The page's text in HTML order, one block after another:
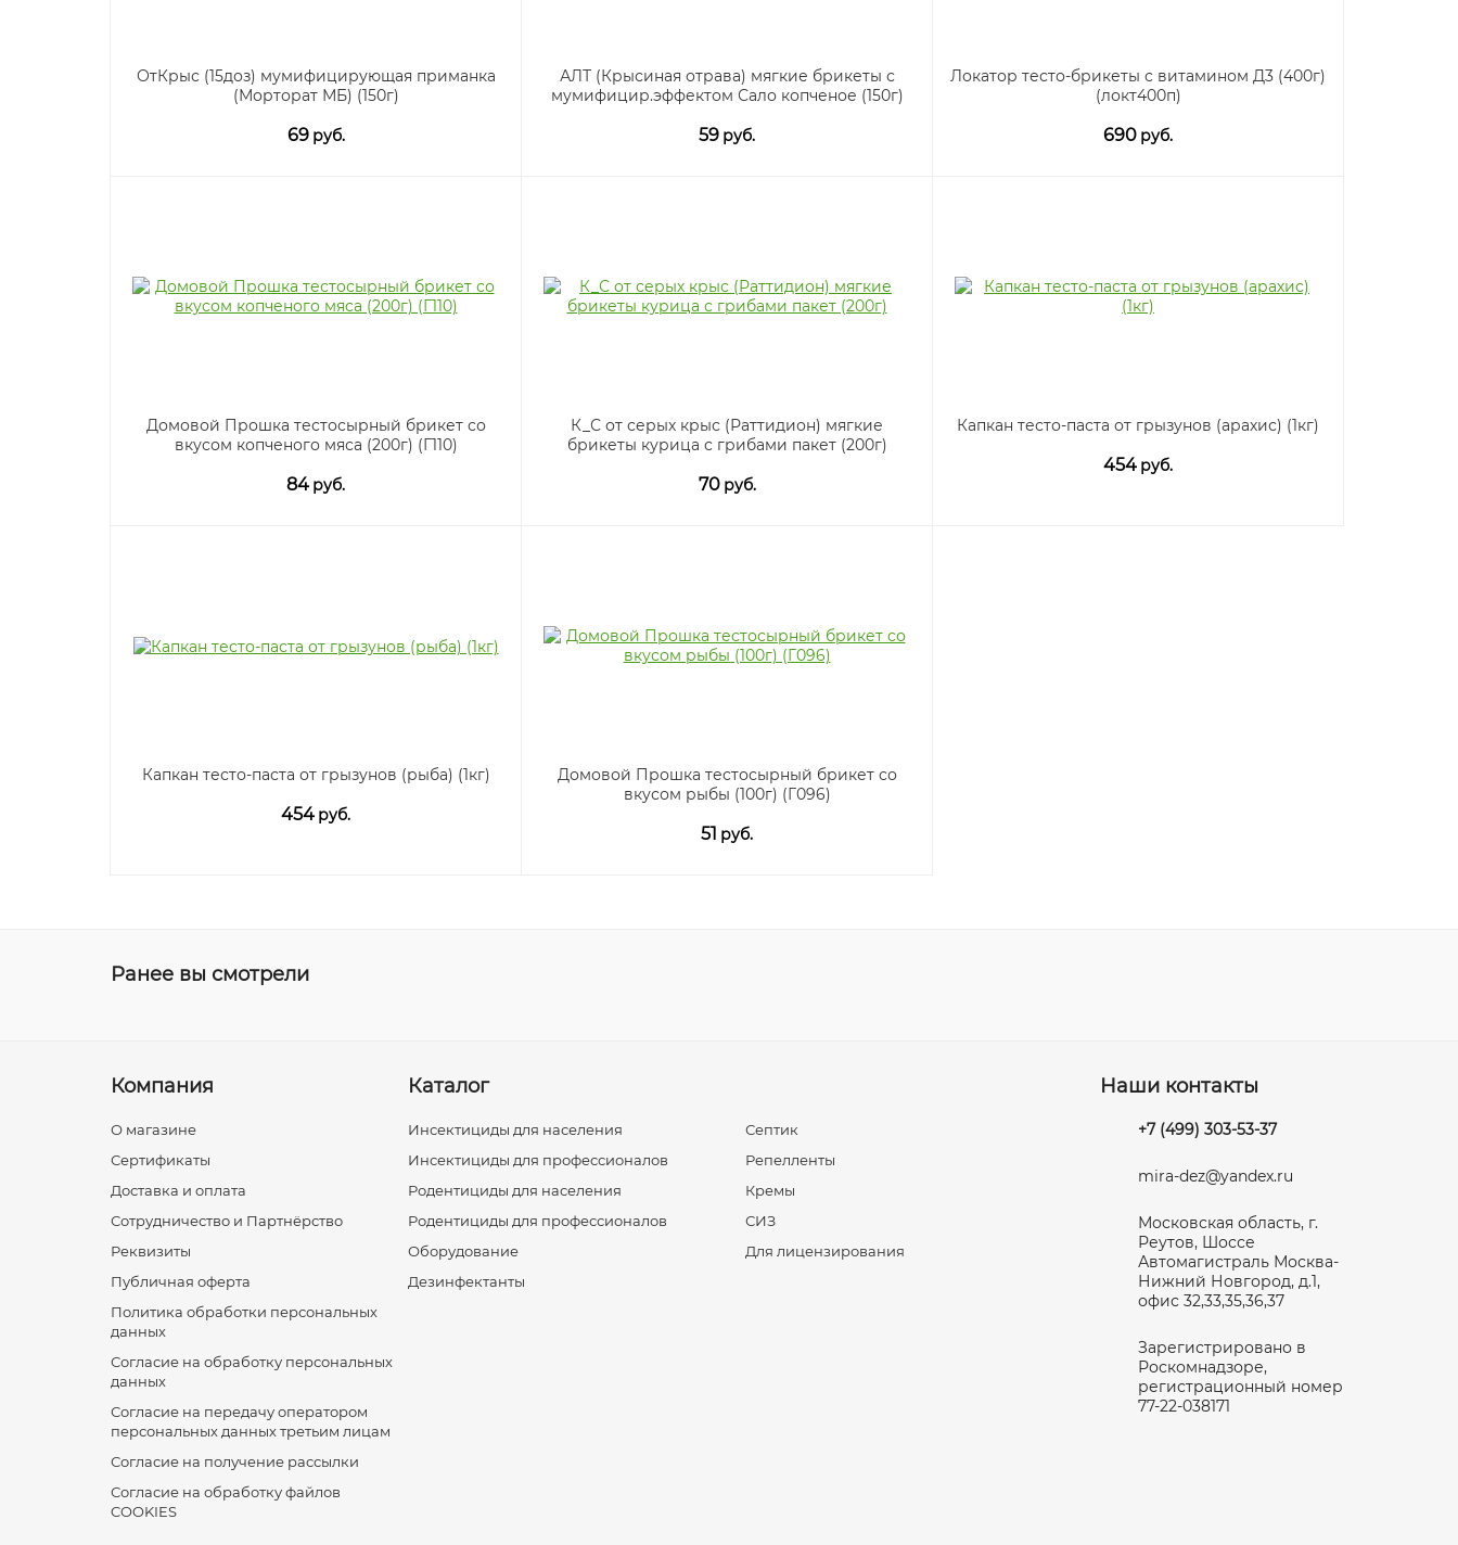
ОтКрыс (15доз) мумифицирующая приманка
(Морторат МБ) (150г)
69 руб.
АЛТ (Крысиная отрава) мягкие брикеты с
мумифицир.эффектом Сало копченое (150г)
59 руб.
Локатор тесто-брикеты с витамином Д3 (400г)
(локт400п)
690 руб.
Домовой Прошка тестосырный брикет со
вкусом копченого мяса (200г) (Г110)
84 руб.
К_С от серых крыс (Раттидион) мягкие
брикеты курица с грибами пакет (200г)
70 руб.
Капкан тесто-паста от грызунов (арахис) (1кг)
454 руб.
Капкан тесто-паста от грызунов (рыба) (1кг)
454 руб.
Домовой Прошка тестосырный брикет со
вкусом рыбы (100г) (Г096)
51 руб.
Ранее вы смотрели
Компания
О магазине
Сертификаты
Доставка и оплата
Сотрудничество и Партнёрство
Реквизиты
Публичная оферта
Политика обработки персональных
данных
Согласие на обработку персональных
данных
Согласие на передачу оператором
персональных данных третьим лицам
Согласие на получение рассылки
Согласие на обработку файлов
COOKIES
Каталог
Инсектициды для населения
Инсектициды для профессионалов
Родентициды для населения
Родентициды для профессионалов
Оборудование
Дезинфектанты
Септик
Репелленты
Кремы
СИЗ
Для лицензирования
Наши контакты
+7 (499) 303-53-37
mira-dez@yandex.ru
Московская область, г.
Реутов, Шоссе
Автомагистраль Москва-
Нижний Новгород, д.1,
офис 32,33,35,36,37
Зарегистрировано в
Роскомнадзоре,
регистрационный номер
77-22-038171